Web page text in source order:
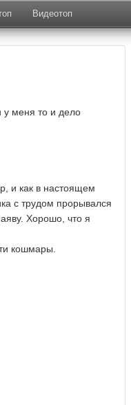
Видеотоп
у меня то и дело
и как в настоящем
с трудом прорывался
Хорошо, что я
кошмары.